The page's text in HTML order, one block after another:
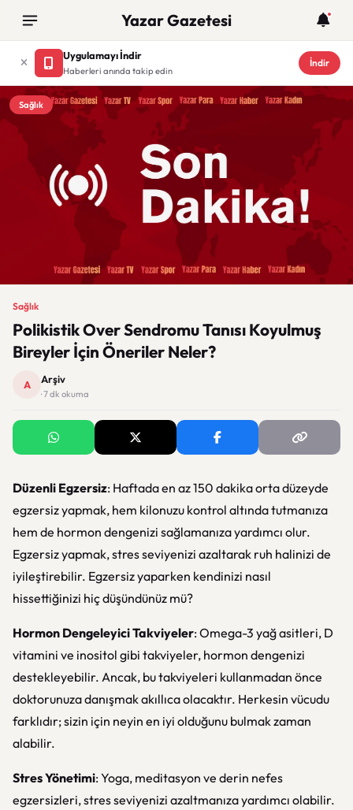
Yazar Gazetesi
Uygulamayı İndir
Haberleri anında takip edin
İndir
Sağlık
Sağlık
Polikistik Over Sendromu Tanısı Koyulmuş
Bireyler İçin Öneriler Neler?
A Arşiv
· 7 dk okuma
Düzenli Egzersiz: Haftada en az 150 dakika orta düzeyde
egzersiz yapmak, hem kilonuzu kontrol altında tutmanıza
hem de hormon dengenizi sağlamanıza yardımcı olur.
Egzersiz yapmak, stres seviyenizi azaltarak ruh halinizi de
iyileştirebilir. Egzersiz yaparken kendinizi nasıl
hissettiğinizi hiç düşündünüz mü?
Hormon Dengeleyici Takviyeler: Omega-3 yağ asitleri, D
vitamini ve inositol gibi takviyeler, hormon dengenizi
destekleyebilir. Ancak, bu takviyeleri kullanmadan önce
doktorunuza danışmak akıllıca olacaktır. Herkesin vücudu
farklıdır; sizin için neyin en iyi olduğunu bulmak zaman
alabilir.
Stres Yönetimi: Yoga, meditasyon ve derin nefes
egzersizleri, stres seviyenizi azaltmanıza yardımcı olabilir.